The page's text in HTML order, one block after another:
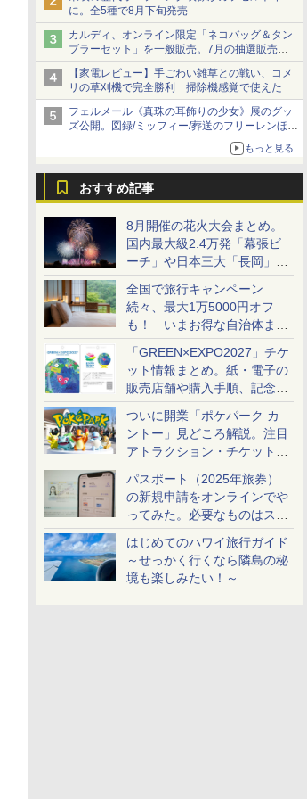
に。全5種で8月下旬発売
カルディ、オンライン限定「ネコバッグ＆タン
ブラーセット」を一般販売。7月の抽選販売の
当選無効分
【家電レビュー】手ごわい雑草との戦い、コメ
リの草刈機で完全勝利 掃除機感覚で使えた
フェルメール《真珠の耳飾りの少女》展のグッ
ズ公開。図録/ミッフィー/葬送のフリーレンほ
もっと見る
おすすめ記事
8月開催の花火大会まとめ。
国内最大級2.4万発「幕張ビ
ーチ」や日本三大「長岡」な
ど大型イベント目白押し！
全国で旅行キャンペーン
続々、最大1万5000円オフ
も！ いまお得な自治体まと
め
「GREEN×EXPO2027」チケ
ット情報まとめ。紙・電子の
販売店舗や購入手順、記念チ
ケットも解説
ついに開業「ポケパーク カ
ントー」見どころ解説。注目
アトラクション・チケット手
配・来場前に必要な準備は？
パスポート（2025年旅券）
の新規申請をオンラインでや
ってみた。必要なものはスマ
ホとマイナカードのみ
はじめてのハワイ旅行ガイド
～せっかく行くなら隣島の秘
境も楽しみたい！～